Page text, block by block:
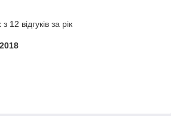
12 відгуків за рік